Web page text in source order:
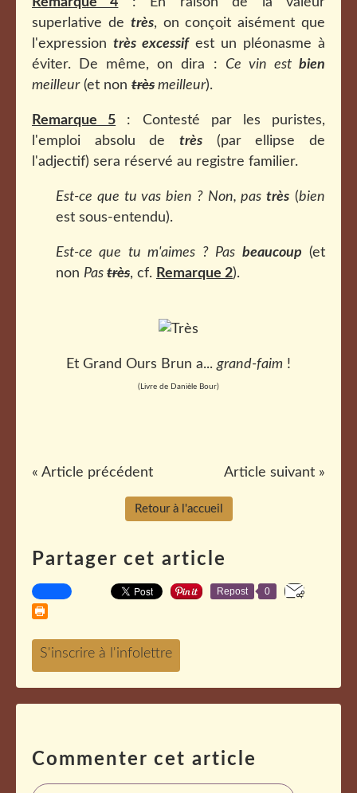
superlative de très, on conçoit aisément que
l'expression très excessifest un pléonasme à
éviter. De même, on dira : Ce vin estbien
meilleur(et non très meilleur).
Remarque 5 : Contesté par les puristes,
l'emploi absolu de très (par ellipse de
l'adjectif) sera réservé au registre familier.
Est-ce que tu vas bien ? Non, pastrès (bien
est sous-entendu).
Est-ce que tu m'aimes ? Pas beaucoup (et
non Pas très, cf. Remarque 2).
Et Grand Ours Brun a...grand-faim !
(Livre de Danièle Bour)
« Article précédent Article suivant »
Retour à l'accueil
Partager cet article
Repost 0
Commenter cet article